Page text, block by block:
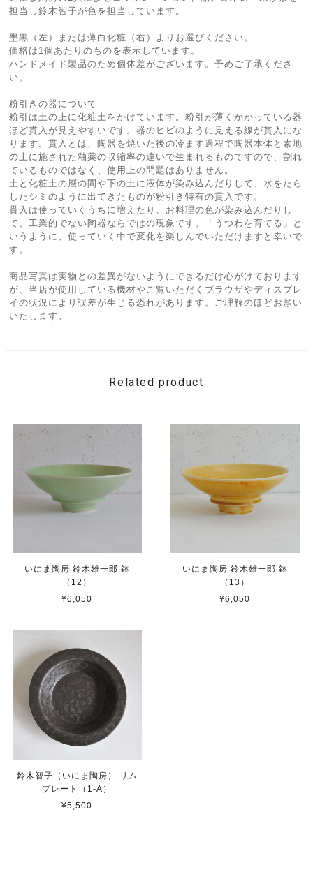
担当し鈴木智子が色を担当しています。
墨黒（左）または薄白化粧（右）よりお選びください。
価格は1個あたりのものを表示しています。
ハンドメイド製品のため個体差がございます。予めご了承くださ
い。
粉引きの器について
粉引は土の上に化粧土をかけています。粉引が薄くかかっている器
ほど貫入が見えやすいです。器のヒビのように見える線が貫入にな
ります。貫入とは、陶器を焼いた後の冷ます過程で陶器本体と素地
の上に施された釉薬の収縮率の違いで生まれるものですので、割れ
ているものではなく、使用上の問題はありません。
土と化粧土の層の間や下の土に液体が染み込んだりして、水をたら
したシミのように出てきたものが粉引き特有の貫入です。
貫入は使っていくうちに増えたり、お料理の色が染み込んだりし
て、工業的でない陶器ならではの現象です。「うつわを育てる」と
いうように、使っていく中で変化を楽しんでいただけますと幸いで
す。
商品写真は実物との差異がないようにできるだけ心がけております
が、当店が使用している機材やご覧いただくブラウザやディスプレ
イの状況により誤差が生じる恐れがあります。ご理解のほどお願い
いたします。
Related product
いにま陶房 鈴木雄一郎 鉢
（12）
¥6,050
いにま陶房 鈴木雄一郎 鉢
（13）
¥6,050
鈴木智子（いにま陶房） リム
プレート（1-A）
¥5,500